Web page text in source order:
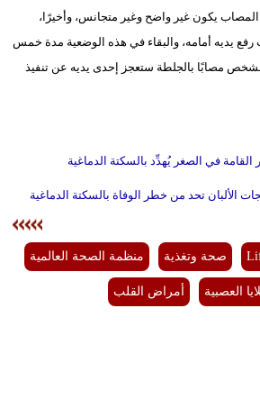
يكون غير واضح وغير متجانس، وأخيرًا،
يديه أمامه، والبقاء في هذه الوضعية مدة خمس
مصابًا بالجلطة ستعجز إحدى يديه عن تنفيذ
في الصغر يُهدِّد بالسكتة الدماغية
الألبان تحد من خطر الوفاة بالسكتة الدماغية
صحة وتغذية منظمة الصحة العالمية
العصبية أمراض القلب